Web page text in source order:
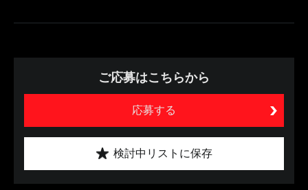
ご応募はこちらから
応募する
検討中リストに保存